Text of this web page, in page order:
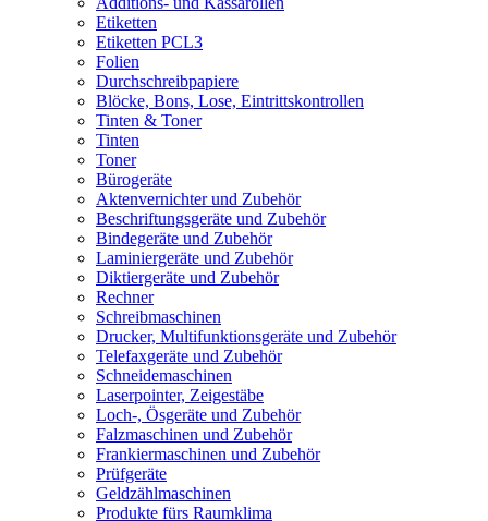
Etiketten
Etiketten PCL3
Folien
Durchschreibpapiere
Blöcke, Bons, Lose, Eintrittskontrollen
Tinten & Toner
Tinten
Toner
Bürogeräte
Aktenvernichter und Zubehör
Beschriftungsgeräte und Zubehör
Bindegeräte und Zubehör
Laminiergeräte und Zubehör
Diktiergeräte und Zubehör
Rechner
Schreibmaschinen
Drucker, Multifunktionsgeräte und Zubehör
Telefaxgeräte und Zubehör
Schneidemaschinen
Laserpointer, Zeigestäbe
Loch-, Ösgeräte und Zubehör
Falzmaschinen und Zubehör
Frankiermaschinen und Zubehör
Prüfgeräte
Geldzählmaschinen
Produkte fürs Raumklima